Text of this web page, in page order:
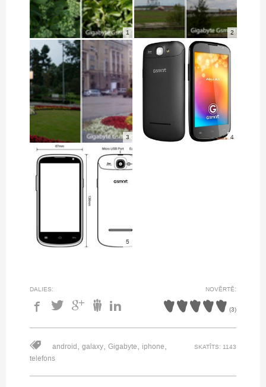
1 2
3 4
5
DALIES: NOVĒRTĒ:
(3)
android, galaxy, Gigabyte, iphone,
telefons
SKATĪTS: 1143